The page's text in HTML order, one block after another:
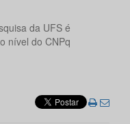
da UFS é
nível do CNPq